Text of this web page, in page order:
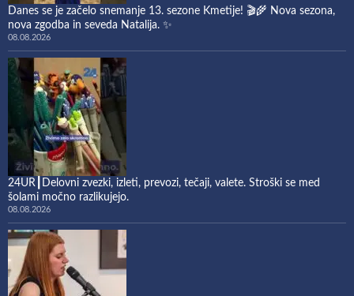
Danes se je začelo snemanje 13. sezone Kmetije! 🎬🌾 Nova sezona,
nova zgodba in seveda Natalija. ✨
08.08.2026
24UR┃Delovni zvezki, izleti, prevozi, tečaji, valete. Stroški se med
šolami močno razlikujejo.
08.08.2026